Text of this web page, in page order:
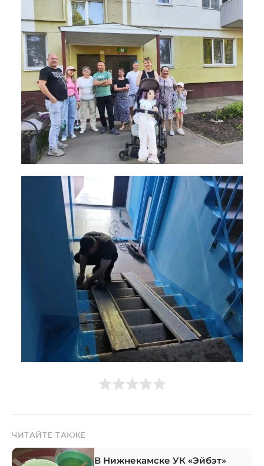
ЧИТАЙТЕ ТАКЖЕ
В Нижнекамске УК «Эйбэт»